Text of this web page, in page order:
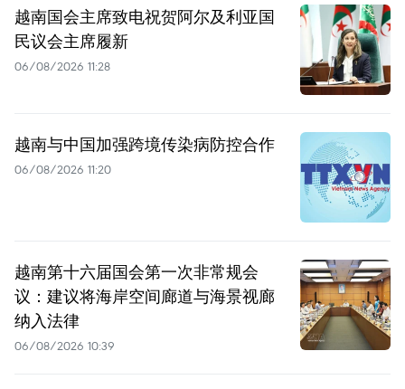
越南国会主席致电祝贺阿尔及利亚国
民议会主席履新
06/08/2026 11:28
越南与中国加强跨境传染病防控合作
06/08/2026 11:20
越南第十六届国会第一次非常规会
议：建议将海岸空间廊道与海景视廊
纳入法律
06/08/2026 10:39